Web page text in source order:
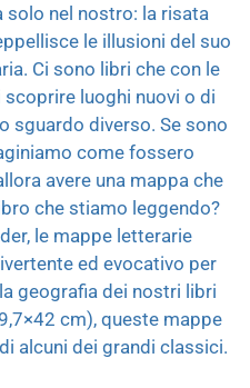
solo nel nostro: la risata
le illusioni del suo
Ci sono libri che con le
luoghi nuovi o di
sguardo diverso. Se sono
come fossero
avere una mappa che
che stiamo leggendo?
le mappe letterarie
ed evocativo per
geografia dei nostri libri
cm), queste mappe
alcuni dei grandi classici.